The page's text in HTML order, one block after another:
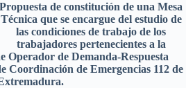
Propuesta de constitución de una Mesa
Técnica que se encargue del estudio de
las condiciones de trabajo de los
trabajadores pertenecientes a la
Operador de Demanda-Respuesta
Coordinación de Emergencias 112 de